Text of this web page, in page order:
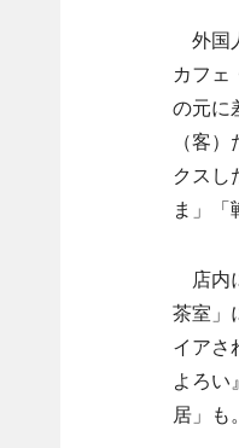
外国
カフェ
の元に
（客
クスし
ま」「
店内
茶室」
イアさ
よろい
居」も。